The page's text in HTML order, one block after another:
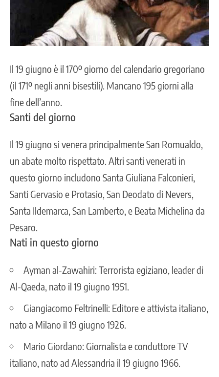
Il 19 giugno è il 170º giorno del calendario gregoriano
(il 171º negli anni bisestili). Mancano 195 giorni alla
fine dell’anno.
Santi del giorno
Il 19 giugno si venera principalmente San Romualdo,
un abate molto rispettato. Altri santi venerati in
questo giorno includono Santa Giuliana Falconieri,
Santi Gervasio e Protasio, San Deodato di Nevers,
Santa Ildemarca, San Lamberto, e Beata Michelina da
Pesaro.
Nati in questo giorno
Ayman al-Zawahiri: Terrorista egiziano, leader di
Al-Qaeda, nato il 19 giugno 1951.
Giangiacomo Feltrinelli: Editore e attivista italiano,
nato a Milano il 19 giugno 1926.
Mario Giordano: Giornalista e conduttore TV
italiano, nato ad Alessandria il 19 giugno 1966.